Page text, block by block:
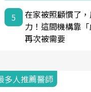
5
在家被照顧慣了
力！這間機構靠
再次被需要
多人推薦醫師